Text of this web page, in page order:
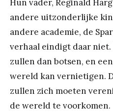
Hun vader, Reginald
andere uitzonderlijke
andere academie, de
verhaal eindigt daar niet.
zullen dan botsen, en
wereld kan vernietigen.
zullen zich moeten
de wereld te voorkomen.